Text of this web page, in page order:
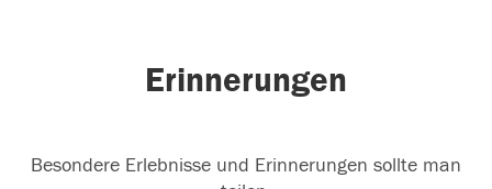
Erinnerungen
Besondere Erlebnisse und Erinnerungen sollte man